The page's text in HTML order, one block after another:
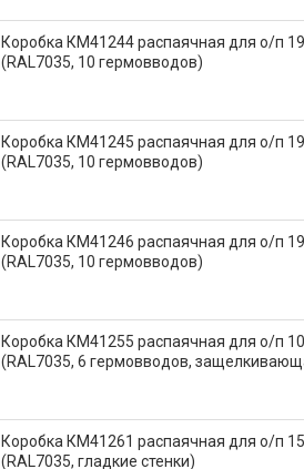
Коробка КМ41244 распаячная для о/п
(RAL7035, 10 гермовводов)
Коробка КМ41245 распаячная для о/п
(RAL7035, 10 гермовводов)
Коробка КМ41246 распаячная для о/п
(RAL7035, 10 гермовводов)
Коробка КМ41255 распаячная для о/п
(RAL7035, 6 гермовводов,
Коробка КМ41261 распаячная для о/п
(RAL7035, гладкие стенки)